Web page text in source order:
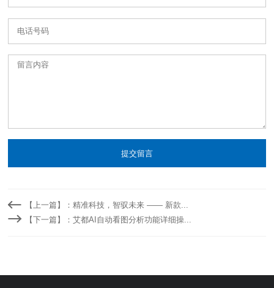
提交留言
【上一篇】：精准科技，智驭未来 —— 新款...
【下一篇】：艾都AI自动看图分析功能详细操...